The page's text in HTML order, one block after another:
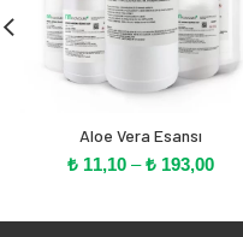
Aloe Vera Esansı
₺ 11,10 –₺ 193,00Fiyat